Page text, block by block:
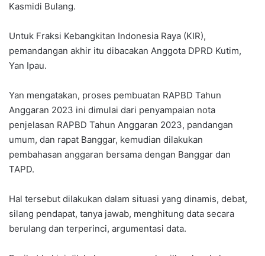
Kasmidi Bulang.
Untuk Fraksi Kebangkitan Indonesia Raya (KIR),
pemandangan akhir itu dibacakan Anggota DPRD Kutim,
Yan Ipau.
Yan mengatakan, proses pembuatan RAPBD Tahun
Anggaran 2023 ini dimulai dari penyampaian nota
penjelasan RAPBD Tahun Anggaran 2023, pandangan
umum, dan rapat Banggar, kemudian dilakukan
pembahasan anggaran bersama dengan Banggar dan
TAPD.
Hal tersebut dilakukan dalam situasi yang dinamis, debat,
silang pendapat, tanya jawab, menghitung data secara
berulang dan terperinci, argumentasi data.